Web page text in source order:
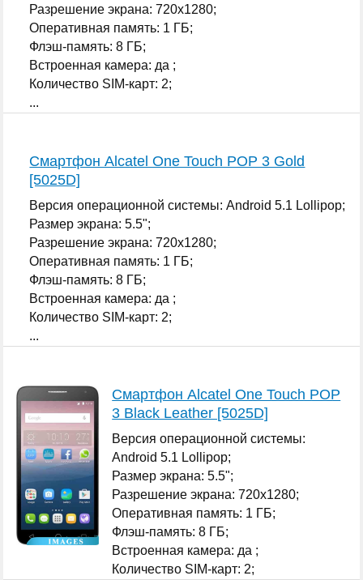
Разрешение экрана: 720x1280;
Оперативная память: 1 ГБ;
Флэш-память: 8 ГБ;
Встроенная камера: да ;
Количество SIM-карт: 2;
...
Смартфон Alcatel One Touch POP 3 Gold
[5025D]
Версия операционной системы: Android 5.1 Lollipop;
Размер экрана: 5.5";
Разрешение экрана: 720x1280;
Оперативная память: 1 ГБ;
Флэш-память: 8 ГБ;
Встроенная камера: да ;
Количество SIM-карт: 2;
...
Смартфон Alcatel One Touch POP
3 Black Leather [5025D]
Версия операционной системы:
Android 5.1 Lollipop;
Размер экрана: 5.5";
Разрешение экрана: 720x1280;
Оперативная память: 1 ГБ;
Флэш-память: 8 ГБ;
Встроенная камера: да ;
Количество SIM-карт: 2;